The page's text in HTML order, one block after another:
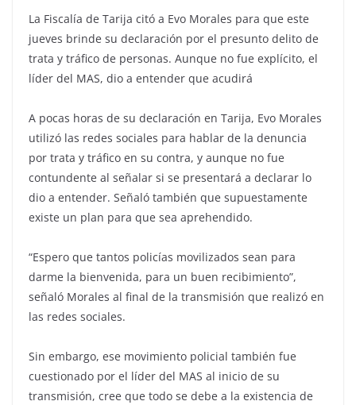
La Fiscalía de Tarija citó a Evo Morales para que este
jueves brinde su declaración por el presunto delito de
trata y tráfico de personas. Aunque no fue explícito, el
líder del MAS, dio a entender que acudirá
A pocas horas de su declaración en Tarija, Evo Morales
utilizó las redes sociales para hablar de la denuncia
por trata y tráfico en su contra, y aunque no fue
contundente al señalar si se presentará a declarar lo
dio a entender. Señaló también que supuestamente
existe un plan para que sea aprehendido.
“Espero que tantos policías movilizados sean para
darme la bienvenida, para un buen recibimiento”,
señaló Morales al final de la transmisión que realizó en
las redes sociales.
Sin embargo, ese movimiento policial también fue
cuestionado por el líder del MAS al inicio de su
transmisión, cree que todo se debe a la existencia de